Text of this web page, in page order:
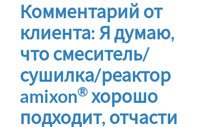
Комментарий от
клиента: Я думаю,
что смеситель/
сушилка/реактор
amixon® хорошо
подходит, отчасти